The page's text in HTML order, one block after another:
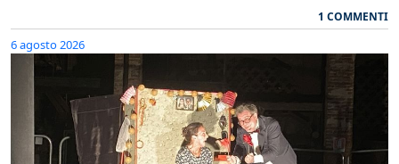
1 COMMENTI
6 agosto 2026